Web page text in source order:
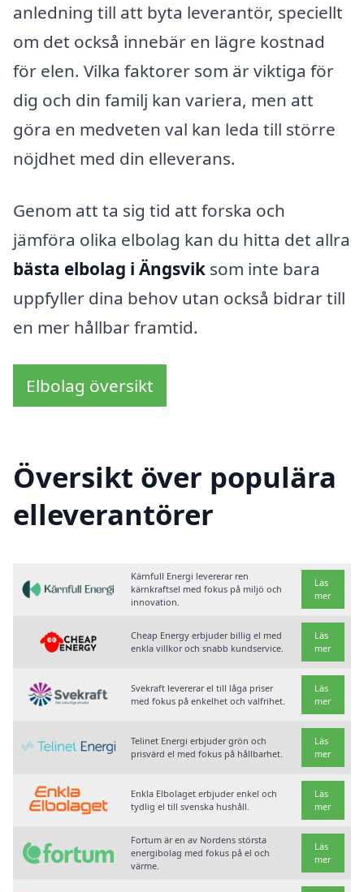
anledning till att byta leverantör, speciellt
om det också innebär en lägre kostnad
för elen. Vilka faktorer som är viktiga för
dig och din familj kan variera, men att
göra en medveten val kan leda till större
nöjdhet med din elleverans.
Genom att ta sig tid att forska och
jämföra olika elbolag kan du hitta det allra
bästa elbolag i Ängsvik som inte bara
uppfyller dina behov utan också bidrar till
en mer hållbar framtid.
Elbolag översikt
Översikt över populära
elleverantörer
Kärnfull Energi levererar ren
kärnkraftsel med fokus på miljö och
innovation.
Läs
mer
Cheap Energy erbjuder billig el med
enkla villkor och snabb kundservice.
Läs
mer
Svekraft levererar el till låga priser
med fokus på enkelhet och valfrihet.
Läs
mer
Telinet Energi erbjuder grön och
prisvärd el med fokus på hållbarhet.
Läs
mer
Enkla Elbolaget erbjuder enkel och
tydlig el till svenska hushåll.
Läs
mer
Fortum är en av Nordens största
energibolag med fokus på el och
värme.
Läs
mer